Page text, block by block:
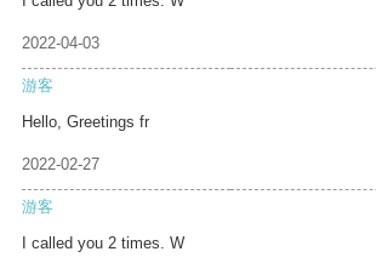
2022-04-03
游客
Hello, Greetings fr
2022-02-27
游客
I called you 2 times. W